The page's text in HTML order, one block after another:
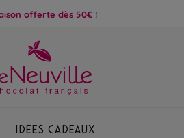
offerte dès 50€ !
Idées Cadeaux